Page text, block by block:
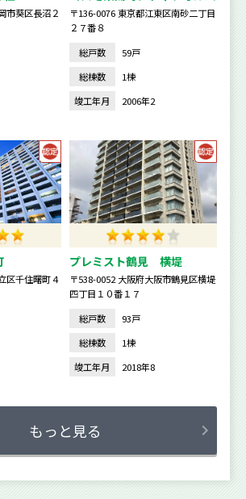
市葵区長沼２
〒136-0076 東京都江東区南砂二丁目
２７番８
総戸数
59戸
総棟数
1棟
竣工年月
2006年2
区千住曙町４
プレミスト鶴見 横堤
〒538-0052 大阪府大阪市鶴見区横堤
四丁目１０番１７
総戸数
93戸
総棟数
1棟
竣工年月
2018年8
もっと見る